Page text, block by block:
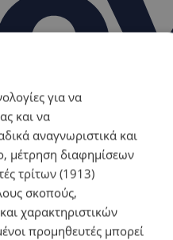
για να
και να
αναγνωριστικά και
μέτρηση διαφημίσεων
τρίτων (1913)
σκοπούς,
χαρακτηριστικών
προμηθευτές μπορεί